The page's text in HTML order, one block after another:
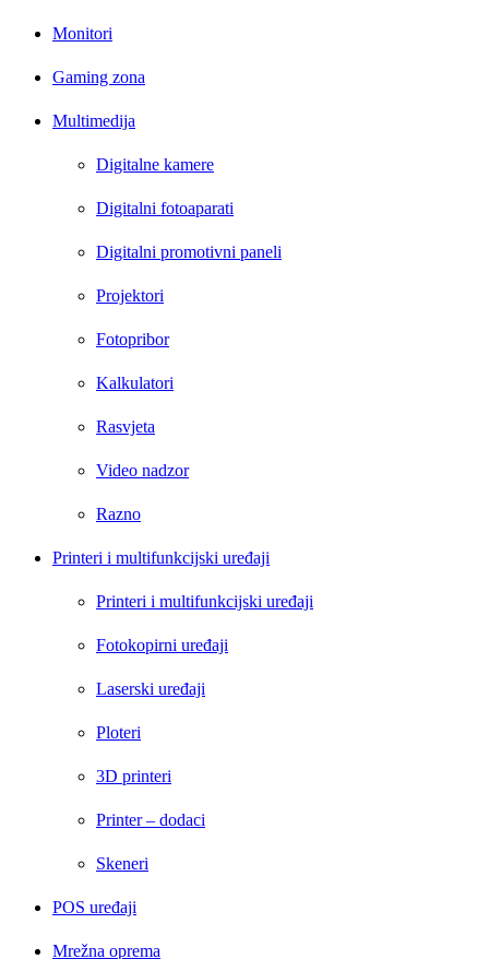
Monitori
Gaming zona
Multimedija
Digitalne kamere
Digitalni fotoaparati
Digitalni promotivni paneli
Projektori
Fotopribor
Kalkulatori
Rasvjeta
Video nadzor
Razno
Printeri i multifunkcijski uređaji
Printeri i multifunkcijski uređaji
Fotokopirni uređaji
Laserski uređaji
Ploteri
3D printeri
Printer – dodaci
Skeneri
POS uređaji
Mrežna oprema